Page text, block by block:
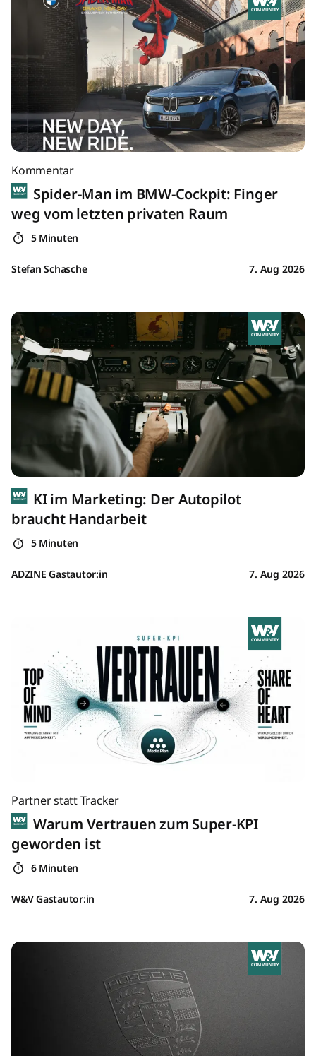
Kommentar
Spider-Man im BMW-Cockpit: Finger
weg vom letzten privaten Raum
5 Minuten
Stefan Schasche 7. Aug 2026
KI im Marketing: Der Autopilot
braucht Handarbeit
5 Minuten
ADZINE Gastautor:in 7. Aug 2026
Partner statt Tracker
Warum Vertrauen zum Super-KPI
geworden ist
6 Minuten
W&V Gastautor:in 7. Aug 2026